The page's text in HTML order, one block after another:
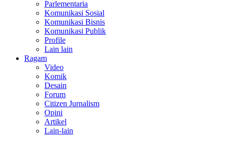
Parlementaria
Komunikasi Sosial
Komunikasi Bisnis
Komunikasi Publik
Profile
Lain lain
Ragam
Video
Komik
Desain
Forum
Citizen Jurnalism
Opini
Artikel
Lain-lain